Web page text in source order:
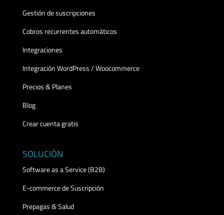
Gestión de suscripciones
Cobros recurrentes automáticos
Integraciones
Integración WordPress / Woocommerce
Precios & Planes
Blog
Crear cuenta gratis
SOLUCIÓN
Software as a Service (B2B)
E-commerce de Suscripción
Prepagas & Salud